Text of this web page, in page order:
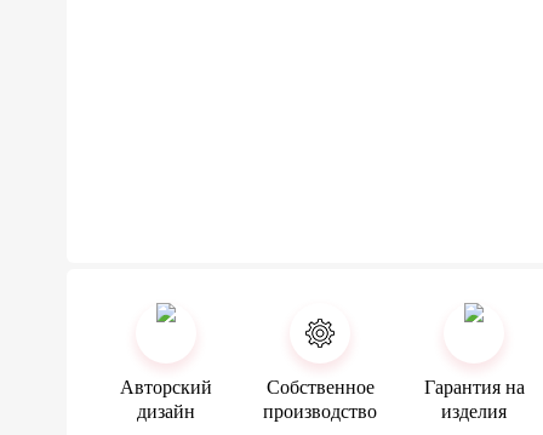
Авторский
дизайн
Собственное
производство
Гарантия на
изделия